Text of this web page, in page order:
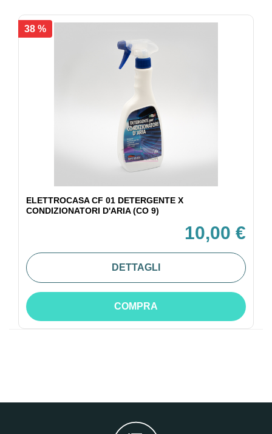
38 %
ELETTROCASA CF 01 DETERGENTE X
CONDIZIONATORI D'ARIA (CO 9)
10,00 €
DETTAGLI
COMPRA